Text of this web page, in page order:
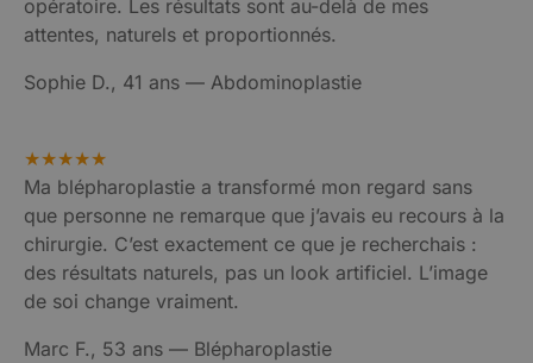
opératoire. Les résultats sont au-delà de mes
attentes, naturels et proportionnés.
Sophie D., 41 ans — Abdominoplastie
★★★★★
Ma blépharoplastie a transformé mon regard sans
que personne ne remarque que j’avais eu recours à la
chirurgie. C’est exactement ce que je recherchais :
des résultats naturels, pas un look artificiel. L’image
de soi change vraiment.
Marc F., 53 ans — Blépharoplastie